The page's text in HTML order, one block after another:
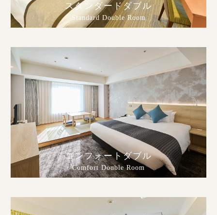
スタンダードダブル
Standard Double Room
コンフォートダブル
Comfort Double Room